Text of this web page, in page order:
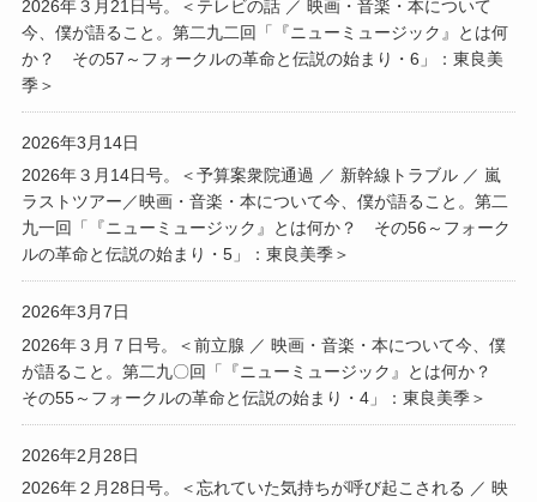
2026年３月21日号。＜テレビの話 ／ 映画・音楽・本について
今、僕が語ること。第二九二回「『ニューミュージック』とは何
か？ その57～フォークルの革命と伝説の始まり・6」：東良美
季＞
2026年3月14日
2026年３月14日号。＜予算案衆院通過 ／ 新幹線トラブル ／ 嵐
ラストツアー／映画・音楽・本について今、僕が語ること。第二
九一回「『ニューミュージック』とは何か？ その56～フォーク
ルの革命と伝説の始まり・5」：東良美季＞
2026年3月7日
2026年３月７日号。＜前立腺 ／ 映画・音楽・本について今、僕
が語ること。第二九〇回「『ニューミュージック』とは何か？
その55～フォークルの革命と伝説の始まり・4」：東良美季＞
2026年2月28日
2026年２月28日号。＜忘れていた気持ちが呼び起こされる ／ 映